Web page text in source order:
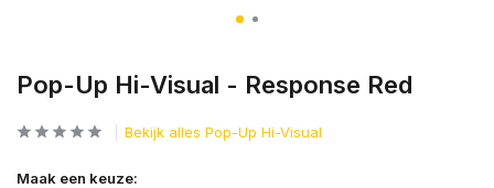
Pop-Up Hi-Visual - Response Red
Bekijk alles Pop-Up Hi-Visual
Maak een keuze: